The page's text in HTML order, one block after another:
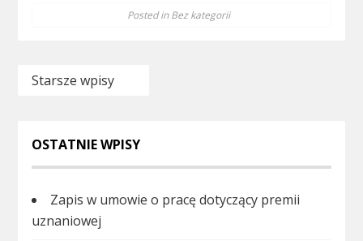
Posted inBez kategorii
Nawigacja
Starsze wpisy
OSTATNIE WPISY
Zapis w umowie o pracę dotyczący premii
uznaniowej